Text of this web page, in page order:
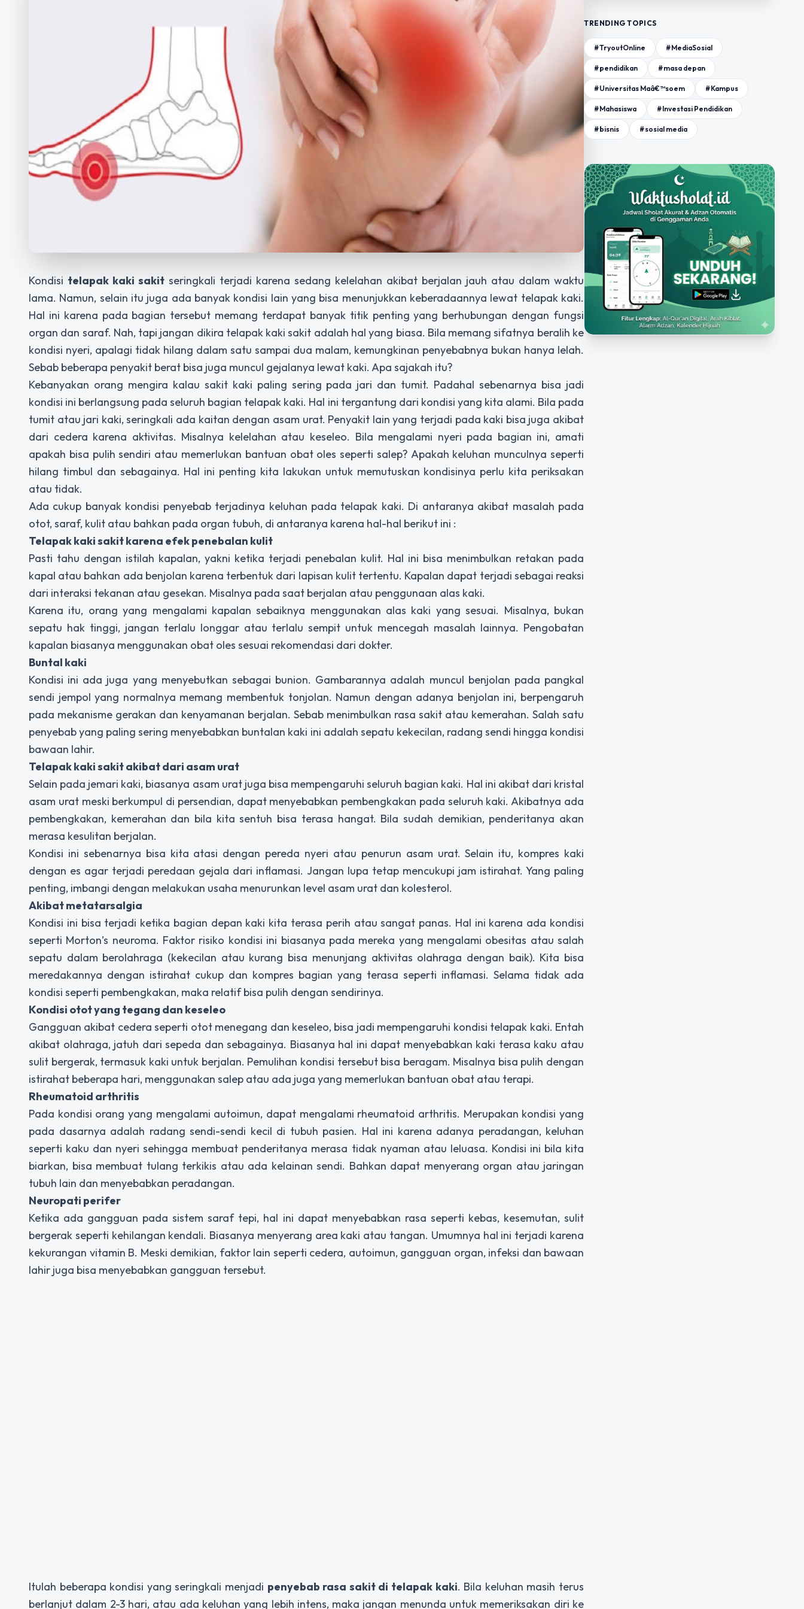
Kondisi telapak kaki sakit seringkali terjadi karena sedang kelelahan akibat berjalan jauh atau dalam waktu
lama. Namun, selain itu juga ada banyak kondisi lain yang bisa menunjukkan keberadaannya lewat telapak kaki.
Hal ini karena pada bagian tersebut memang terdapat banyak titik penting yang berhubungan dengan fungsi
organ dan saraf. Nah, tapi jangan dikira telapak kaki sakit adalah hal yang biasa. Bila memang sifatnya beralih ke
kondisi nyeri, apalagi tidak hilang dalam satu sampai dua malam, kemungkinan penyebabnya bukan hanya lelah.
Sebab beberapa penyakit berat bisa juga muncul gejalanya lewat kaki. Apa sajakah itu?
Kebanyakan orang mengira kalau sakit kaki paling sering pada jari dan tumit. Padahal sebenarnya bisa jadi
kondisi ini berlangsung pada seluruh bagian telapak kaki. Hal ini tergantung dari kondisi yang kita alami. Bila pada
tumit atau jari kaki, seringkali ada kaitan dengan asam urat. Penyakit lain yang terjadi pada kaki bisa juga akibat
dari cedera karena aktivitas. Misalnya kelelahan atau keseleo. Bila mengalami nyeri pada bagian ini, amati
apakah bisa pulih sendiri atau memerlukan bantuan obat oles seperti salep? Apakah keluhan munculnya seperti
hilang timbul dan sebagainya. Hal ini penting kita lakukan untuk memutuskan kondisinya perlu kita periksakan
atau tidak.
Ada cukup banyak kondisi penyebab terjadinya keluhan pada telapak kaki. Di antaranya akibat masalah pada
otot, saraf, kulit atau bahkan pada organ tubuh, di antaranya karena hal-hal berikut ini :
Telapak kaki sakit karena efek penebalan kulit
Pasti tahu dengan istilah kapalan, yakni ketika terjadi penebalan kulit. Hal ini bisa menimbulkan retakan pada
kapal atau bahkan ada benjolan karena terbentuk dari lapisan kulit tertentu. Kapalan dapat terjadi sebagai reaksi
dari interaksi tekanan atau gesekan. Misalnya pada saat berjalan atau penggunaan alas kaki.
Karena itu, orang yang mengalami kapalan sebaiknya menggunakan alas kaki yang sesuai. Misalnya, bukan
sepatu hak tinggi, jangan terlalu longgar atau terlalu sempit untuk mencegah masalah lainnya. Pengobatan
kapalan biasanya menggunakan obat oles sesuai rekomendasi dari dokter.
Buntal kaki
Kondisi ini ada juga yang menyebutkan sebagai bunion. Gambarannya adalah muncul benjolan pada pangkal
sendi jempol yang normalnya memang membentuk tonjolan. Namun dengan adanya benjolan ini, berpengaruh
pada mekanisme gerakan dan kenyamanan berjalan. Sebab menimbulkan rasa sakit atau kemerahan. Salah satu
penyebab yang paling sering menyebabkan buntalan kaki ini adalah sepatu kekecilan, radang sendi hingga kondisi
bawaan lahir.
Telapak kaki sakit akibat dari asam urat
Selain pada jemari kaki, biasanya asam urat juga bisa mempengaruhi seluruh bagian kaki. Hal ini akibat dari kristal
asam urat meski berkumpul di persendian, dapat menyebabkan pembengkakan pada seluruh kaki. Akibatnya ada
pembengkakan, kemerahan dan bila kita sentuh bisa terasa hangat. Bila sudah demikian, penderitanya akan
merasa kesulitan berjalan.
Kondisi ini sebenarnya bisa kita atasi dengan pereda nyeri atau penurun asam urat. Selain itu, kompres kaki
dengan es agar terjadi peredaan gejala dari inflamasi. Jangan lupa tetap mencukupi jam istirahat. Yang paling
penting, imbangi dengan melakukan usaha menurunkan level asam urat dan kolesterol.
Akibat metatarsalgia
Kondisi ini bisa terjadi ketika bagian depan kaki kita terasa perih atau sangat panas. Hal ini karena ada kondisi
seperti Morton’s neuroma. Faktor risiko kondisi ini biasanya pada mereka yang mengalami obesitas atau salah
sepatu dalam berolahraga (kekecilan atau kurang bisa menunjang aktivitas olahraga dengan baik). Kita bisa
meredakannya dengan istirahat cukup dan kompres bagian yang terasa seperti inflamasi. Selama tidak ada
kondisi seperti pembengkakan, maka relatif bisa pulih dengan sendirinya.
Kondisi otot yang tegang dan keseleo
Gangguan akibat cedera seperti otot menegang dan keseleo, bisa jadi mempengaruhi kondisi telapak kaki. Entah
akibat olahraga, jatuh dari sepeda dan sebagainya. Biasanya hal ini dapat menyebabkan kaki terasa kaku atau
sulit bergerak, termasuk kaki untuk berjalan. Pemulihan kondisi tersebut bisa beragam. Misalnya bisa pulih dengan
istirahat beberapa hari, menggunakan salep atau ada juga yang memerlukan bantuan obat atau terapi.
Rheumatoid arthritis
Pada kondisi orang yang mengalami autoimun, dapat mengalami rheumatoid arthritis. Merupakan kondisi yang
pada dasarnya adalah radang sendi-sendi kecil di tubuh pasien. Hal ini karena adanya peradangan, keluhan
seperti kaku dan nyeri sehingga membuat penderitanya merasa tidak nyaman atau leluasa. Kondisi ini bila kita
biarkan, bisa membuat tulang terkikis atau ada kelainan sendi. Bahkan dapat menyerang organ atau jaringan
tubuh lain dan menyebabkan peradangan.
Neuropati perifer
Ketika ada gangguan pada sistem saraf tepi, hal ini dapat menyebabkan rasa seperti kebas, kesemutan, sulit
bergerak seperti kehilangan kendali. Biasanya menyerang area kaki atau tangan. Umumnya hal ini terjadi karena
kekurangan vitamin B. Meski demikian, faktor lain seperti cedera, autoimun, gangguan organ, infeksi dan bawaan
lahir juga bisa menyebabkan gangguan tersebut.
Itulah beberapa kondisi yang seringkali menjadi penyebab rasa sakit di telapak kaki. Bila keluhan masih terus
berlanjut dalam 2-3 hari, atau ada keluhan yang lebih intens, maka jangan menunda untuk memeriksakan diri ke
TRENDING TOPICS
#TryoutOnline #MediaSosial
#pendidikan #masa depan
#Universitas Maâ€™soem #Kampus
#Mahasiswa #Investasi Pendidikan
#bisnis #sosial media